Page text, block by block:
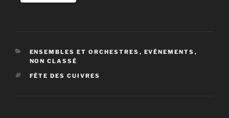
CATÉGORIES
ENSEMBLES ET ORCHESTRES , EVÉNEMENTS ,
NON CLASSÉ
ÉTIQUETTES
FÊTE DES CUIVRES